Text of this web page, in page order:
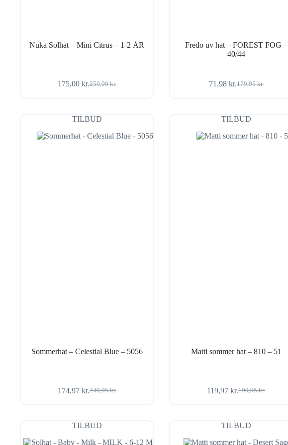
Nuka Solhat – Mini Citrus – 1-2 ÅR
250,00kr.
Den
var:
250,00 kr..
175,00 kr.Den
er:
175,00 kr..
Fredo uv hat – FOREST FOG –
40/44
179,95kr.
Den
var:
179,95 kr..
71,98 kr.Den
er:
71,98 kr..
TILBUD
Sommerhat – Celestial Blue – 5056
249,95kr.
Den
var:
249,95 kr..
174,97 kr.Den
er:
174,97 kr..
TILBUD
Matti sommer hat – 810 – 51
199,95kr.
Den
var:
199,95 kr..
119,97kr.Den
er:
119,97 kr..
TILBUD TILBUD